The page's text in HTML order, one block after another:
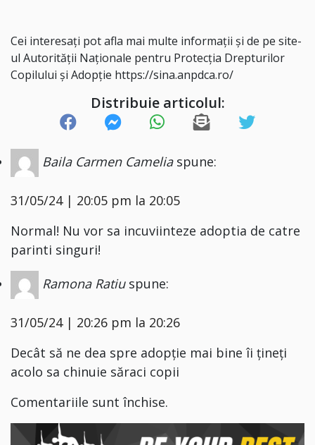
Cei interesați pot afla mai multe informații și de pe site-
ul Autorității Naționale pentru Protecția Drepturilor
Copilului și Adopție https://sina.anpdca.ro/
Distribuie articolul:
Baila Carmen Camelia spune:
31/05/24 | 20:05 pm la 20:05
Normal! Nu vor sa incuviinteze adoptia de catre
parinti singuri!
Ramona Ratiu spune:
31/05/24 | 20:26 pm la 20:26
Decât să ne dea spre adopție mai bine îi țineți
acolo sa chinuie săraci copii
Comentariile sunt închise.